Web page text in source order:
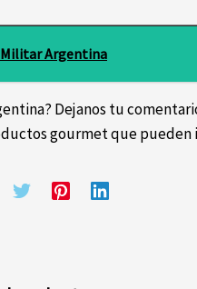
Militar Argentina
Dejanos tu
gourmet que pueden